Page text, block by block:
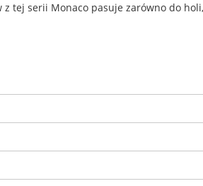
tej serii Monaco pasuje zarówno do